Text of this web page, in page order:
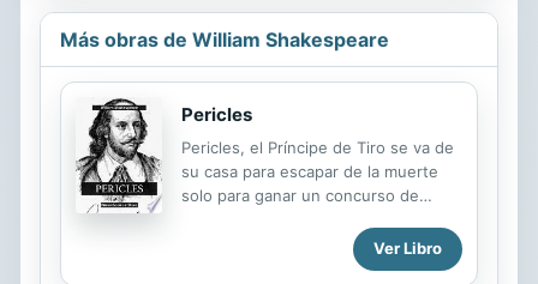
Más obras de William Shakespeare
Pericles
Pericles, el Príncipe de Tiro se va de
su casa para escapar de la muerte
solo para ganar un concurso de
Una vez que puede regresar a casa,
su familia navega con él, pero una
Ver Libro